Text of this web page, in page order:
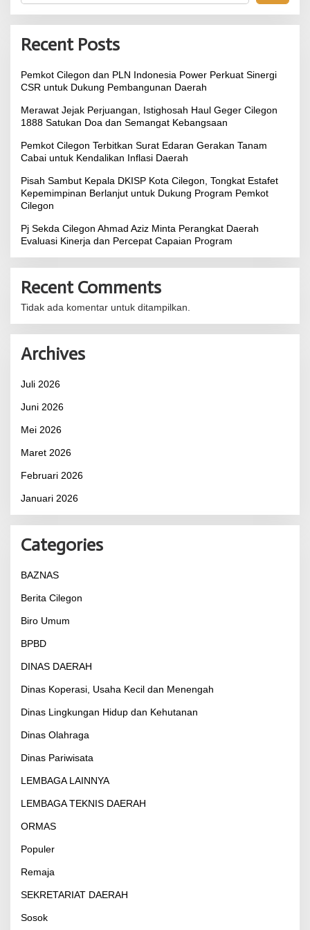
Recent Posts
Pemkot Cilegon dan PLN Indonesia Power Perkuat Sinergi
CSR untuk Dukung Pembangunan Daerah
Merawat Jejak Perjuangan, Istighosah Haul Geger Cilegon
1888 Satukan Doa dan Semangat Kebangsaan
Pemkot Cilegon Terbitkan Surat Edaran Gerakan Tanam
Cabai untuk Kendalikan Inflasi Daerah
Pisah Sambut Kepala DKISP Kota Cilegon, Tongkat Estafet
Kepemimpinan Berlanjut untuk Dukung Program Pemkot
Cilegon
Pj Sekda Cilegon Ahmad Aziz Minta Perangkat Daerah
Evaluasi Kinerja dan Percepat Capaian Program
Recent Comments
Tidak ada komentar untuk ditampilkan.
Archives
Juli 2026
Juni 2026
Mei 2026
Maret 2026
Februari 2026
Januari 2026
Categories
BAZNAS
Berita Cilegon
Biro Umum
BPBD
DINAS DAERAH
Dinas Koperasi, Usaha Kecil dan Menengah
Dinas Lingkungan Hidup dan Kehutanan
Dinas Olahraga
Dinas Pariwisata
LEMBAGA LAINNYA
LEMBAGA TEKNIS DAERAH
ORMAS
Populer
Remaja
SEKRETARIAT DAERAH
Sosok